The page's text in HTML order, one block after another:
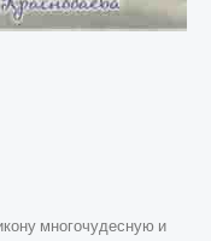
многочудесную и